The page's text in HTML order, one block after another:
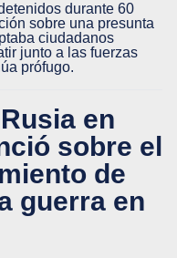
durante 60
sobre una presunta
ciudadanos
junto a las fuerzas
prófugo.
en
sobre el
de
guerra en